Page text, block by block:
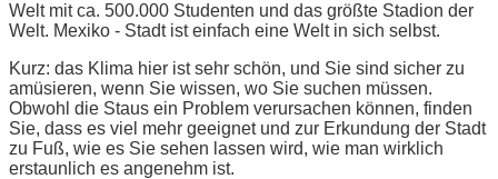
Welt mit ca. 500.000 Studenten und das größte Stadion der
Welt. Mexiko - Stadt ist einfach eine Welt in sich selbst.
Kurz: das Klima hier ist sehr schön, und Sie sind sicher zu
amüsieren, wenn Sie wissen, wo Sie suchen müssen.
Obwohl die Staus ein Problem verursachen können, finden
Sie, dass es viel mehr geeignet und zur Erkundung der Stadt
zu Fuß, wie es Sie sehen lassen wird, wie man wirklich
erstaunlich es angenehm ist.